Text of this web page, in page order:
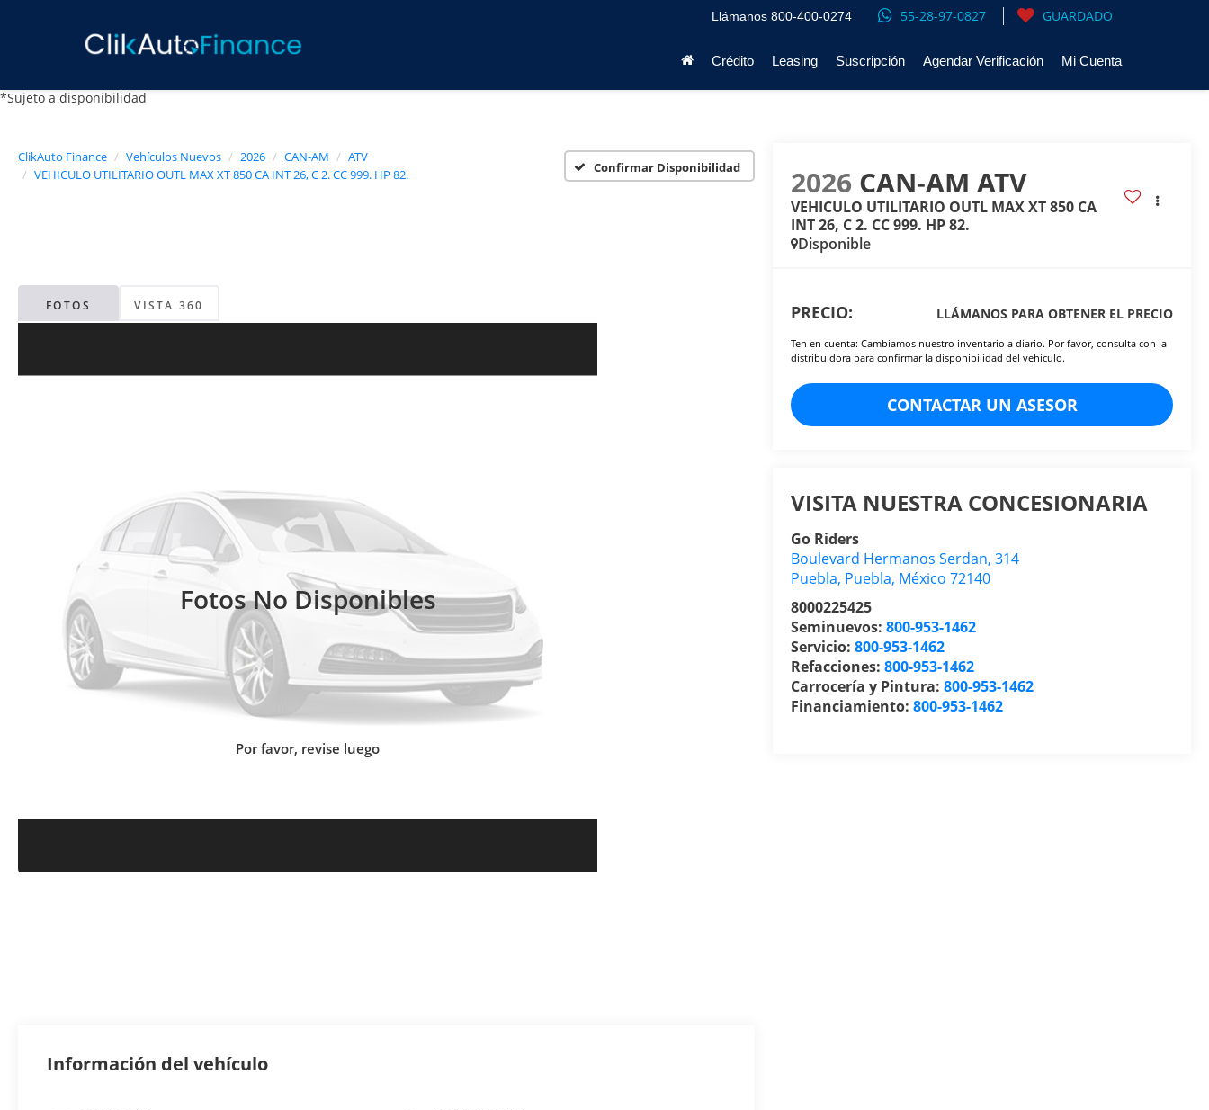
Llámanos 800-400-0274 55-28-97-0827 GUARDADO
Crédito Leasing Suscripción Agendar Verificación Mi Cuenta
*Sujeto a disponibilidad
ClikAuto Finance Vehículos Nuevos 2026 CAN-AM
ATV
VEHICULO UTILITARIO OUTL MAX XT 850 CA INT 26, C 2. CC 999. HP 82.
Confirmar Disponibilidad
FOTOS VISTA 360
Fotos No Disponibles
Por favor, revise luego
2026 CAN-AM ATV
VEHICULO UTILITARIO OUTL MAX XT 850 CA
INT 26, C 2. CC 999. HP 82.
Disponible
PRECIO: LLÁMANOS PARA OBTENER EL PRECIO
Ten en cuenta: Cambiamos nuestro inventario a diario. Por favor, consulta con la
distribuidora para confirmar la disponibilidad del vehículo.
CONTACTAR UN ASESOR
VISITA NUESTRA CONCESIONARIA
Go Riders
Boulevard Hermanos Serdan, 314
Puebla, Puebla, México 72140
8000225425
Seminuevos:800-953-1462
Servicio:800-953-1462
Refacciones:800-953-1462
Carrocería y Pintura:800-953-1462
Financiamiento:800-953-1462
Información del vehículo